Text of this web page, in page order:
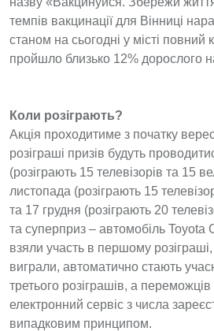
темпів вакцинації для Вінниці
станом на сьогодні у місті повний
пройшло близько 12% дорослого
Коли розіграють?
Акція проходитиме з початку
розіграші призів будуть
(розіграють 15 телевізорів та 15
листопада (розіграють 15
та 17 грудня (розіграють 20
та суперприз – автомобіль Toyota
взяли участь в першому
виграли, автоматично стають
третього розіграшів, а
електронний сервіс з числа
випадковим принципом.